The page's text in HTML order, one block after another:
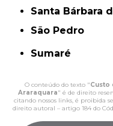
Santa Bárbara
São Pedro
Sumaré
O conteúdo do texto "Custo
Araraquara" é de direito
citando nossos links, é proibida
direito autoral – artigo 184 do